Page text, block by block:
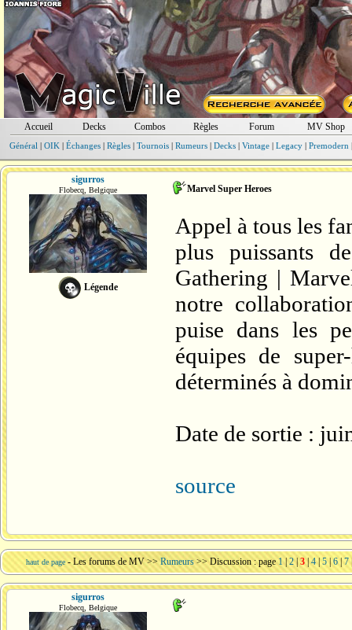
Accueil Decks Combos Règles Forum MV Shop
Général | OIK | Échanges| Règles| Tournois| Rumeurs| Decks| Vintage| Legacy| Premodern
sigurros
Flobecq, Belgique
Légende
Marvel Super Heroes
Appel à tous les
plus puissants
Gathering |
notre
puise dans les
équipes de
déterminés à
Date de sortie :
source
haut de page -Les forums de MV>>Rumeurs >> Discussion : page1|2|3 |4 |5|6 |7
sigurros
Flobecq, Belgique